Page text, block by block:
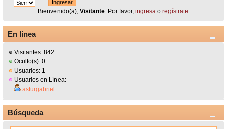
Bienvenido(a), Visitante. Por favor, ingresao regístrate.
En línea
Visitantes: 842
Oculto(s): 0
Usuarios: 1
Usuarios en Línea:
asturgabriel
Búsqueda